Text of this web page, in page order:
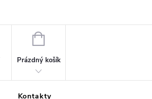
NÁKUPNÍ
Prázdný košík
Kontakty